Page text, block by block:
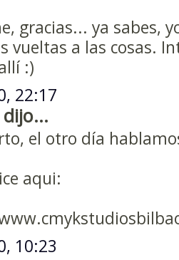
gracias... ya sabes,
vueltas a las cosas.
:)
22:17
el otro día
aqui:
10:23